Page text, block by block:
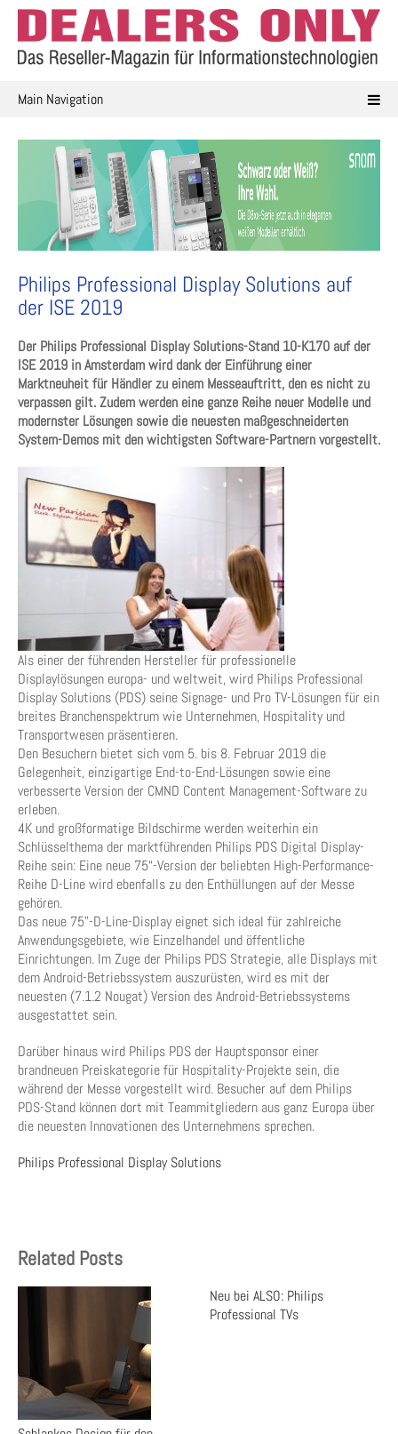
Skip
content
Main Navigation
Philips Professional Display Solutions auf
der ISE 2019
Der Philips Professional Display Solutions-Stand 10-K170 auf der
ISE 2019 in Amsterdam wird dank der Einführung einer
Marktneuheit für Händler zu einem Messeauftritt, den es nicht zu
verpassen gilt. Zudem werden eine ganze Reihe neuer Modelle und
modernster Lösungen sowie die neuesten maßgeschneiderten
System-Demos mit den wichtigsten Software-Partnern vorgestellt.
Als einer der führenden Hersteller für professionelle
Displaylösungen europa- und weltweit, wird Philips Professional
Display Solutions (PDS) seine Signage- und Pro TV-Lösungen für ein
breites Branchenspektrum wie Unternehmen, Hospitality und
Transportwesen präsentieren.
Den Besuchern bietet sich vom 5. bis 8. Februar 2019 die
Gelegenheit, einzigartige End-to-End-Lösungen sowie eine
verbesserte Version der CMND Content Management-Software zu
erleben.
4K und großformatige Bildschirme werden weiterhin ein
Schlüsselthema der marktführenden Philips PDS Digital Display-
Reihe sein: Eine neue 75“-Version der beliebten High-Performance-
Reihe D-Line wird ebenfalls zu den Enthüllungen auf der Messe
gehören.
Das neue 75”-D-Line-Display eignet sich ideal für zahlreiche
Anwendungsgebiete, wie Einzelhandel und öffentliche
Einrichtungen. Im Zuge der Philips PDS Strategie, alle Displays mit
dem Android-Betriebssystem auszurüsten, wird es mit der
neuesten (7.1.2 Nougat) Version des Android-Betriebssystems
ausgestattet sein.
Darüber hinaus wird Philips PDS der Hauptsponsor einer
brandneuen Preiskategorie für Hospitality-Projekte sein, die
während der Messe vorgestellt wird. Besucher auf dem Philips
PDS-Stand können dort mit Teammitgliedern aus ganz Europa über
die neuesten Innovationen des Unternehmens sprechen.
Philips Professional Display Solutions
Related Posts
Neu bei ALSO: Philips
Professional TVs